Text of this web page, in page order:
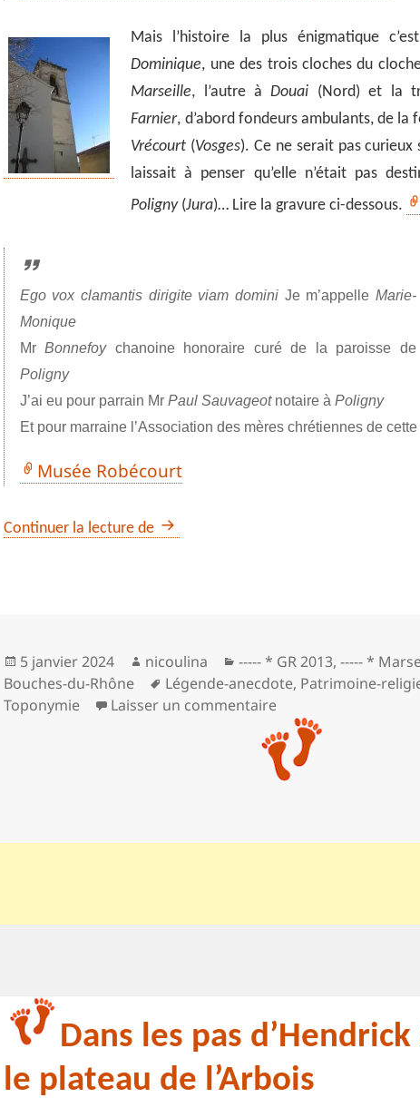
Mais l’histoire la plus énigmatique
Dominique, une des trois cloches du
Marseille, l’autre àDouai (Nord) et la
Farnier, d’abord fondeurs ambulants, de la
Vrécourt (Vosges). Ce ne serait pas curieux
laissait à penser qu’elle n’était pas
Poligny (Jura)… Lire la gravure ci-dessous.
Ego vox clamantis dirigite viam dominiJe m’appelle Marie-
Monique
MrBonnefoychanoine honoraire curé de la paroisse de
Poligny
J’ai eu pour parrain Mr Paul Sauvageotnotaire à Poligny
Et pour marraine l’Association des mères chrétiennes de
Musée Robécourt
Continuer la lecture de Le Mont du Marseillais à partir de
Publié
le
5 janvier 2024 Auteur
nicoulina Catégories
----- * GR 2013,----- *
Bouches-du-Rhône
Mots-
clés
Légende-anecdote, Patrimoine-
Toponymie
Laisser un commentaire
Dans les pas
le plateau de l’Arbois